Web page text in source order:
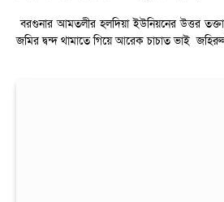
বরগুনার আমতলীর হলদিয়া ইউনিয়নের উত্তর
জমির দ্বন্দ থামাতে গিয়ে আরেক চাচাত ভাই